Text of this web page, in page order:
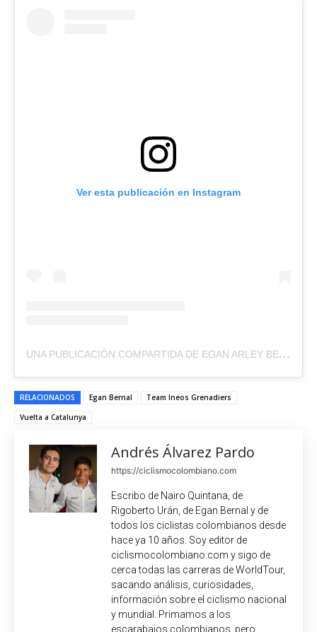
Ver esta publicación en Instagram
UNA PUBLICACIÓN COMPARTIDA DE EGAN ARLEY BERNAL GOMEZ (@EGANBERNAL)
RELACIONADOS Egan Bernal
Team Ineos Grenadiers
Vuelta a Catalunya
Andrés Álvarez Pardo
https://ciclismocolombiano.com
Escribo de Nairo Quintana, de
Rigoberto Urán, de Egan Bernal y de
todos los ciclistas colombianos desde
hace ya 10 años. Soy editor de
ciclismocolombiano.com y sigo de
cerca todas las carreras de WorldTour,
sacando análisis, curiosidades,
información sobre el ciclismo nacional
y mundial. Primamos a los
escarabajos colombianos, pero